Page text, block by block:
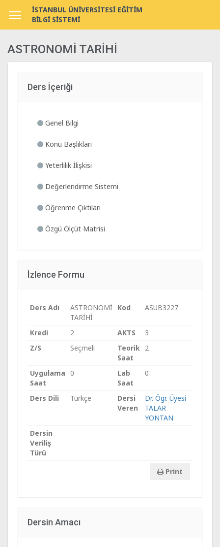
İSTANBUL ÜNİVERSİTESİ EĞİTİM
BİLGİ SİSTEMİ
ASTRONOMİ TARİHİ
Ders İçeriği
Genel Bilgi
Konu Başlıkları
Yeterlilik İlişkisi
Değerlendirme Sistemi
Öğrenme Çıktıları
Özgü Ölçüt Matrisi
İzlence Formu
Ders Adı
ASTRONOMİ
TARİHİ
Kod ASUB3227
Kredi 2 AKTS
3
Z/S
Seçmeli
Teorik
Saat
2
Uygulama
Saat
0
Lab
Saat
0
Ders Dili Türkçe
Dersi
Veren
Dr. Ögr. Üyesi
TALAR
YONTAN
Dersin
Veriliş
Türü
Print
Dersin Amacı